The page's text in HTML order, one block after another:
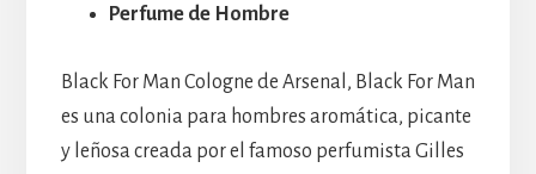
Perfume de Hombre
Black For Man Cologne de Arsenal, Black For Man
es una colonia para hombres aromática, picante
y leñosa creada por el famoso perfumista Gilles